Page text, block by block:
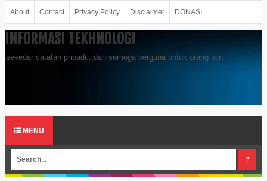
About Contact Privacy Policy Disclaimer DONASI
INFORMASI TEKHNOLOGI
sekedar catatan pribadi...dan semoga berguna untuk orang lain
MENU